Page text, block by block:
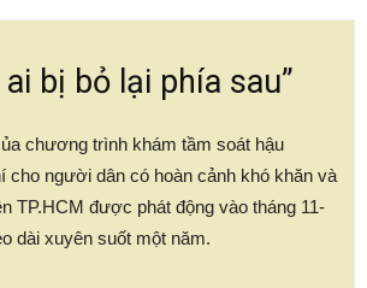
bị bỏ lại phía sau”
chương trình khám tầm soát hậu
cho người dân có hoàn cảnh khó khăn và
TP.HCM được phát động vào tháng 11-
dài xuyên suốt một năm.